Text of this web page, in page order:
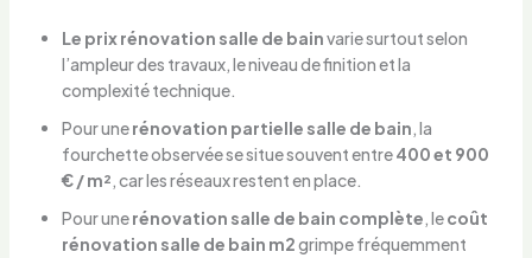
Le prix rénovation salle de bainvarie surtout selon
l’ampleur des travaux, le niveau de finition et la
complexité technique.
Pour unerénovation partielle salle de bain, la
fourchette observée se situe souvent entre400 et 900
€ / m², car les réseaux restent en place.
Pour unerénovation salle de bain complète, lecoût
rénovation salle de bain m2grimpe fréquemment